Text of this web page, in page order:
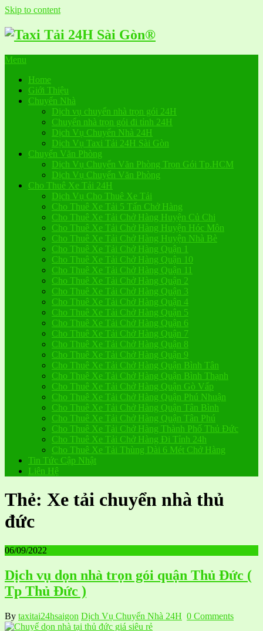
Skip to content
Menu
Home
Giới Thiệu
Chuyển Nhà
Dịch vụ chuyển nhà trọn gói 24H
Chuyển nhà trọn gói đi tỉnh 24H
Dịch Vụ Chuyển Nhà 24H
Dịch Vụ Taxi Tải 24H Sài Gòn
Chuyển Văn Phòng
Dịch Vụ Chuyển Văn Phòng Trọn Gói Tp.HCM
Dịch Vụ Chuyển Văn Phòng
Cho Thuê Xe Tải 24H
Dịch Vụ Cho Thuê Xe Tải
Cho Thuê Xe Tải 5 Tấn Chở Hàng
Cho Thuê Xe Tải Chở Hàng Huyện Củ Chi
Cho Thuê Xe Tải Chở Hàng Huyện Hóc Môn
Cho Thuê Xe Tải Chở Hàng Huyện Nhà Bè
Cho Thuê Xe Tải Chở Hàng Quận 1
Cho Thuê Xe Tải Chở Hàng Quận 10
Cho Thuê Xe Tải Chở Hàng Quận 11
Cho Thuê Xe Tải Chở Hàng Quận 2
Cho Thuê Xe Tải Chở Hàng Quận 3
Cho Thuê Xe Tải Chở Hàng Quận 4
Cho Thuê Xe Tải Chở Hàng Quận 5
Cho Thuê Xe Tải Chở Hàng Quận 6
Cho Thuê Xe Tải Chở Hàng Quận 7
Cho Thuê Xe Tải Chở Hàng Quận 8
Cho Thuê Xe Tải Chở Hàng Quận 9
Cho Thuê Xe Tải Chở Hàng Quận Bình Tân
Cho Thuê Xe Tải Chở Hàng Quận Bình Thạnh
Cho Thuê Xe Tải Chở Hàng Quận Gò Vấp
Cho Thuê Xe Tải Chở Hàng Quận Phú Nhuận
Cho Thuê Xe Tải Chở Hàng Quận Tân Bình
Cho Thuê Xe Tải Chở Hàng Quận Tân Phú
Cho Thuê Xe Tải Chở Hàng Thành Phố Thủ Đức
Cho Thuê Xe Tải Chở Hàng Đi Tỉnh 24h
Cho Thuê Xe Tải Thùng Dài 6 Mét Chở Hàng
Tin Tức Cập Nhật
Liên Hệ
Thẻ: Xe tải chuyển nhà thủ
đức
06/09/2022
Dịch vụ dọn nhà trọn gói quận Thủ Đức (
Tp Thủ Đức )
By taxitai24hsaigon Dịch Vụ Chuyển Nhà 24H 0 Comments